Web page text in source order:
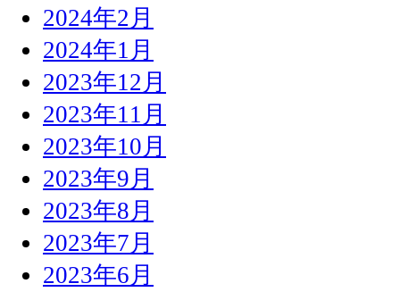
2024年2月
2024年1月
2023年12月
2023年11月
2023年10月
2023年9月
2023年8月
2023年7月
2023年6月